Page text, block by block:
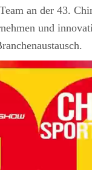
an der 43.
und